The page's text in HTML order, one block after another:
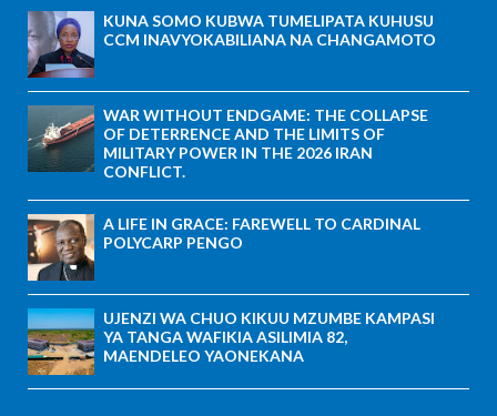
KUNA SOMO KUBWA TUMELIPATA KUHUSU
CCM INAVYOKABILIANA NA CHANGAMOTO
WAR WITHOUT ENDGAME: THE COLLAPSE
OF DETERRENCE AND THE LIMITS OF
MILITARY POWER IN THE 2026 IRAN
CONFLICT.
A LIFE IN GRACE: FAREWELL TO CARDINAL
POLYCARP PENGO
UJENZI WA CHUO KIKUU MZUMBE KAMPASI
YA TANGA WAFIKIA ASILIMIA 82,
MAENDELEO YAONEKANA